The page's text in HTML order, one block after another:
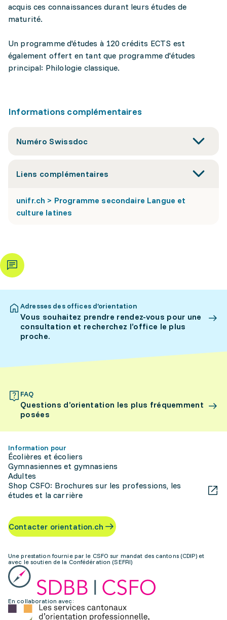
acquis ces connaissances durant leurs études de
maturité.
Un programme d'études à 120 crédits ECTS est
également offert en tant que programme d'études
principal: Philologie classique.
Informations complémentaires
Numéro Swissdoc
Liens complémentaires
unifr.ch > Programme secondaire Langue et
culture latines
Adresses des offices d’orientation
Vous souhaitez prendre rendez-vous pour une
consultation et recherchez l’office le plus
proche.
FAQ
Questions d’orientation les plus fréquemment
posées
Information pour
Écolières et écoliers
Gymnasiennes et gymnasiens
Adultes
Shop CSFO: Brochures sur les professions, les
études et la carrière
Contacter orientation.ch
Une prestation fournie par le CSFO sur mandat des cantons (CDIP) et
avec le soutien de la Confédération (SEFRI)
En collaboration avec: